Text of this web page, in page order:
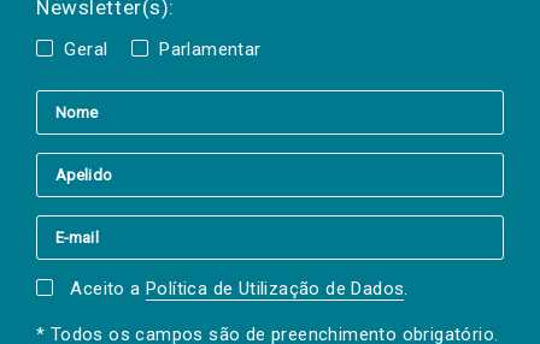
Newsletter(s):
Geral Parlamentar
Aceito a Política de Utilização de Dados.
* Todos os campos são de preenchimento obrigatório.